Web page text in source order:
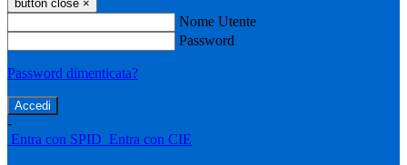
button close ×
Nome Utente
Password
Password dimenticata?
-
Entra con SPID Entra con CIE